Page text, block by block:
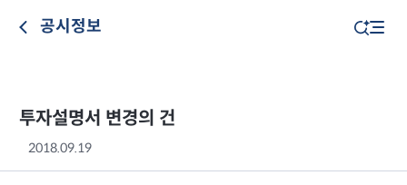
공시정보
투자설명서 변경의 건
2018.09.19